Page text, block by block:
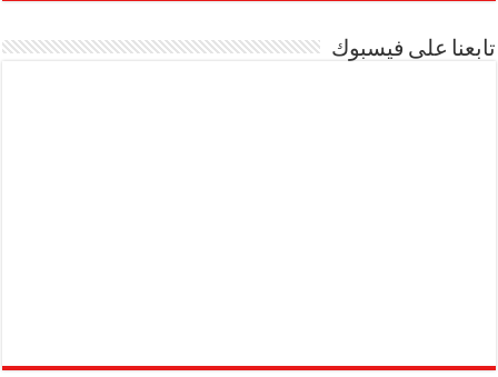
تابعنا على فيسبوك